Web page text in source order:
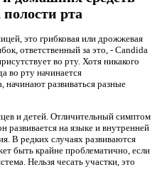
рта
это грибковая или дрожжевая
ответственный за это, - Candida
во рту. Хотя никакого
во рту начинается
начинают развиваться разные
и детей. Отличительный симптом
развивается на языке и внутренней
В редких случаях развиваются
быть крайне проблематично, если
Нельзя чесать участки, это